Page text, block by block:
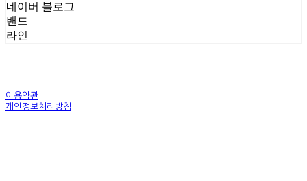
네이버 블로그
밴드
라인
이용약관
개인정보처리방침